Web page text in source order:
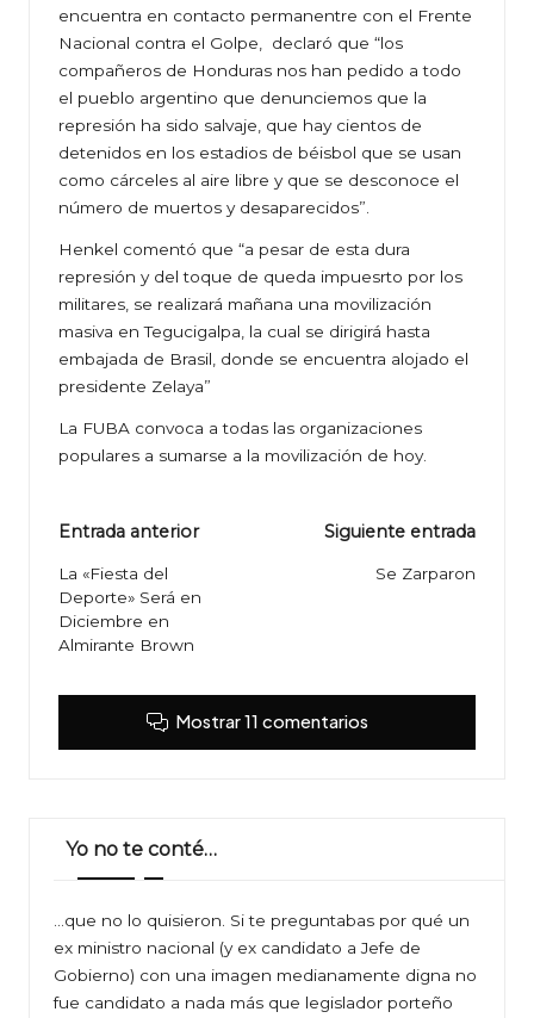
encuentra en contacto permanentre con el Frente
Nacional contra el Golpe, declaró que “los
compañeros de Honduras nos han pedido a todo
el pueblo argentino que denunciemos que la
represión ha sido salvaje, que hay cientos de
detenidos en los estadios de béisbol que se usan
como cárceles al aire libre y que se desconoce el
número de muertos y desaparecidos”.
Henkel comentó que “a pesar de esta dura
represión y del toque de queda impuesrto por los
militares, se realizará mañana una movilización
masiva en Tegucigalpa, la cual se dirigirá hasta
embajada de Brasil, donde se encuentra alojado el
presidente Zelaya”
La FUBA convoca a todas las organizaciones
populares a sumarse a la movilización de hoy.
Navegación
de
entradas
Entrada anterior
La «Fiesta del
Deporte» Será en
Diciembre en
Almirante Brown
Siguiente entrada
Se Zarparon
Mostrar 11 comentarios
Yo no te conté…
…que no lo quisieron. Si te preguntabas por qué un
ex ministro nacional (y ex candidato a Jefe de
Gobierno) con una imagen medianamente digna no
fue candidato a nada más que legislador porteño